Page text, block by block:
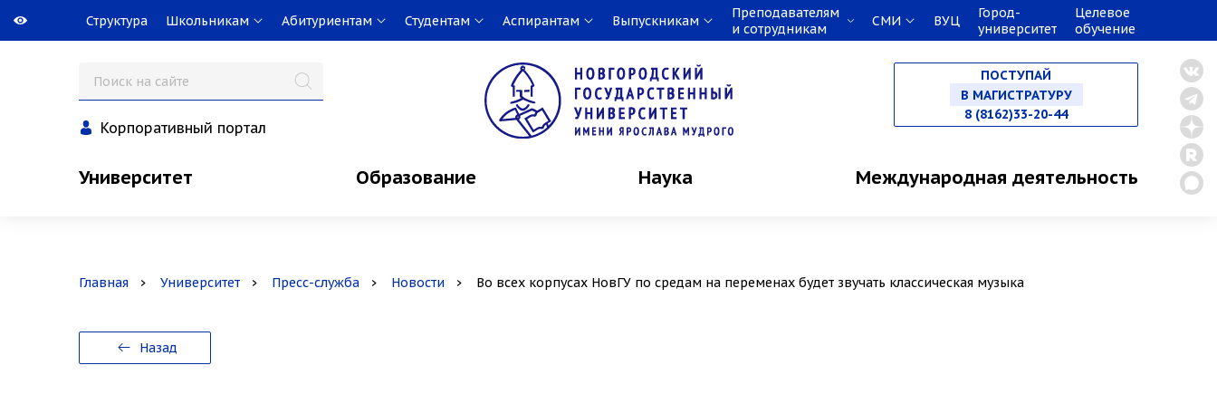
Структура Школьникам Абитуриентам Студентам Аспирантам Выпускникам
Преподавателям
и сотрудникам
СМИ ВУЦ
Город-
университет
Целевое
обучение
Корпоративный портал
ПОСТУПАЙ
НА СПЕЦИАЛИТЕТ
В МАГИСТРАТУРУ
8 (8162)33-20-44
Университет Образование Наука Международная деятельность
Главная Университет Пресс-служба Новости Во всех корпусах НовГУ по средам на переменах будет звучать классическая музыка
Назад